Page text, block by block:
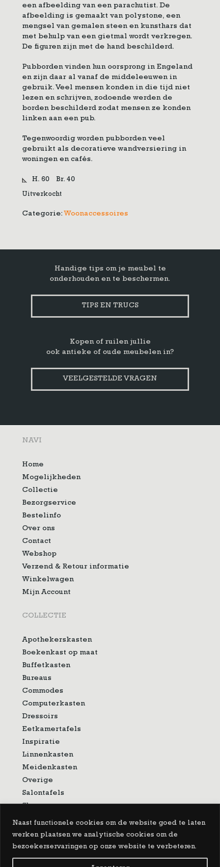
Naast functionele cookies om de website goed te laten
werken plaatsen we analytische cookies om de
bezoekerservaringen op onze website te verbeteren.
een afbeelding van een parachutist. De
afbeelding is gemaakt van polystone, een
mengsel van gemalen steen en kunsthars dat
met behulp van een gietmal wordt verkregen.
De figuren zijn met de hand beschilderd.
Pubborden vinden hun oorsprong in Engeland
en zijn daar al vanaf de middeleeuwen in
gebruik. Veel mensen konden in die tijd niet
lezen en schrijven, zodoende werden de
borden beschilderd zodat mensen ze konden
linken aan een pub.
Tegenwoordig worden pubborden veel
gebruikt als decoratieve wandversiering in
woningen en cafés.
H. 60 Br. 40
Uitverkocht
Categorie: Woonaccessoires
Handige tips om je meubel te
onderhouden en te beschermen.
TIPS EN TRUCS
Kopen of ruilen jullie
ook antieke of oude meubelen in?
VEELGESTELDE VRAGEN
NAVI
Home
Mogelijkheden
Collectie
Bezorgservice
Bestelinfo
Over ons
Contact
Webshop
Verzend & Retour informatie
Winkelwagen
Mijn Account
COLLECTIE
Apothekerskasten
Boekenkast op maat
Buffetkasten
Bureaus
Commodes
Computerkasten
Dressoirs
Eetkamertafels
Inspiratie
Linnenkasten
Meidenkasten
Overige
Salontafels
Showroom
Sidetable
Spiegels
Tv-meubelen
Vitrinekasten